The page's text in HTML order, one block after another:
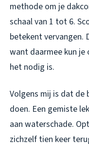
methode om je
schaal van 1 tot 6.
betekent vervangen.
want daarmee kun je
het nodig is.
Volgens mij is dat de
doen. Een gemiste
aan waterschade.
zichzelf tien keer